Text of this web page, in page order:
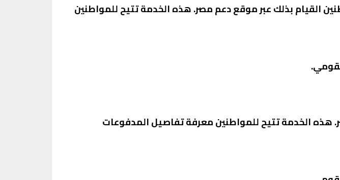
القيام بذلك عبر موقع دعم مصر. هذه الخدمة تتيح للمواطنين
هذه الخدمة تتيح للمواطنين معرفة تفاصيل المدفوعات